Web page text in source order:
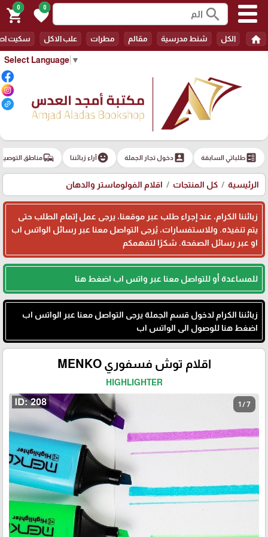
Select Language ▼
search
0
favorite
0
shopping_cart
home الكل شنط مدرسية مقالم مطرات علب الاكل سكيت
ballotطلباتي السابقة account_boxدخول تجار الجملة emoji_emotionsآراء زبائننا commuteمناطق
الرئيسية كل المنتجات اقلام الفولوماستر والدهان
زبائننا الكرام، عند إجراء طلب عبر موقعنا، يرجى عمل إتمام الطلب حتى
يتم تنفيذه. وللاستفسارات، يُرجى التواصل معنا عبر رسائل الواتس اب
او عبر رسائل الصفحة. شكرًا لتفهمكم
للمساعدة أو للتواصل معنا عبر واتس اب اضغط هنا
زبائننا الكرام لدخول قسم الجملة يرجى التواصل معنا عبر الواتس اب
اضغط هنا للوصول الى الواتس اب
اقلام توش فسفوري MENKO
HIGHLIGHTER
1 / 7